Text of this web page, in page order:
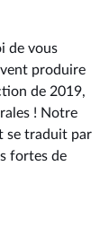
de vous
produire
de 2019,
! Notre
se traduit par
fortes de